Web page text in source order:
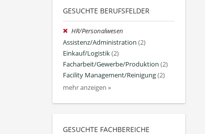
GESUCHTE BERUFSFELDER
HR/Personalwesen
Assistenz/Administration (2)
Einkauf/Logistik(2)
Facharbeit/Gewerbe/Produktion (2)
Facility Management/Reinigung(2)
mehr anzeigen »
GESUCHTE FACHBEREICHE